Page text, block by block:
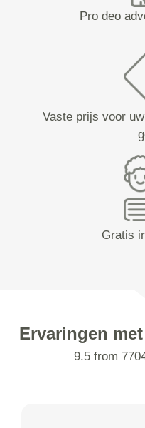
Pro deo
Vaste prijs voor
Gratis
Ervaringen
9.5 from